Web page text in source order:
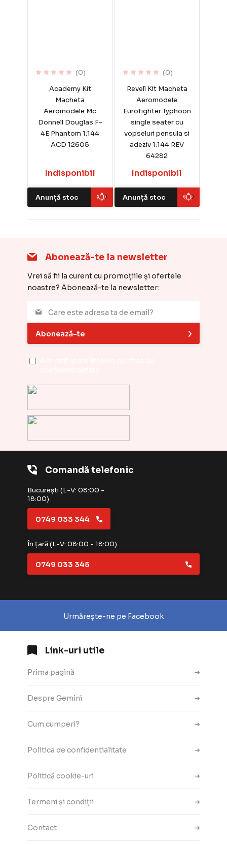
(0)
Academy Kit
Macheta
Aeromodele Mc
Donnell Douglas F-
4E Phantom 1:144
ACD 12605
Indisponibil
Anunță stoc
(0)
Revell Kit Macheta
Aeromodele
Eurofighter Typhoon
single seater cu
vopseluri pensula si
adeziv 1:144 REV
64282
Indisponibil
Anunță stoc
Comandă telefonic
București (L-V: 08:00 -
18:00)
0749 033 344
În țară (L-V: 08:00 - 18:00)
0749 033 345
Urmărește-ne pe Facebook
Link-uri utile
Prima pagină
Despre Gemini
Cum cumperi?
Politica de confidentialitate
Politică cookie-uri
Termeni și condiții
Contact
Abonează-te la newsletter
Vrei să fii la curent cu promoțiile și ofertele
noastre? Abonează-te la newsletter:
Abonează-te